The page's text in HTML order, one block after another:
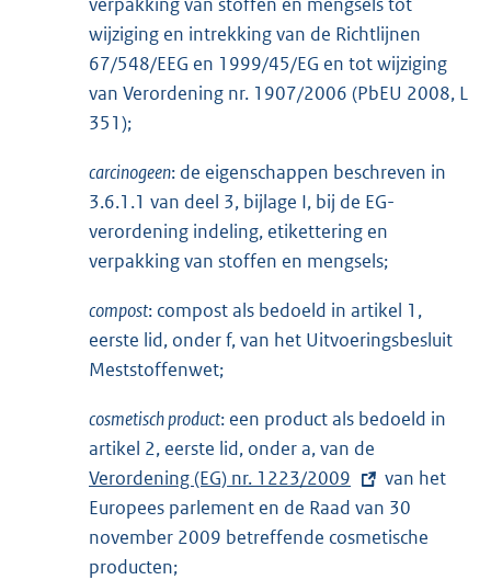
e
l
i
n
:
wijziging en intrekking van de Richtlijnen
67/548/EEG en 1999/45/EG en tot wijziging
van Verordening nr. 1907/2006 (PbEU 2008, L
351);
carcinogeen: de eigenschappen beschreven in
3.6.1.1 van deel 3, bijlage I, bij de EG-
verordening indeling, etikettering en
verpakking van stoffen en mengsels;
compost: compost als bedoeld in artikel 1,
eerste lid, onder f, van het Uitvoeringsbesluit
Meststoffenwet;
cosmetisch product: een product als bedoeld in
artikel 2, eerste lid, onder a, van de
x
t
e
Verordening (EG) nr. 1223/2009
van het
Europees parlement en de Raad van 30
november 2009 betreffende cosmetische
producten;